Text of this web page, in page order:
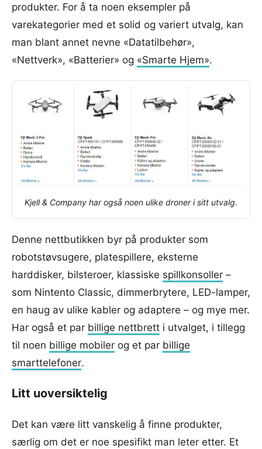
produkter. For å ta noen eksempler på
varekategorier med et solid og variert utvalg, kan
man blant annet nevne «Datatilbehør»,
«Nettverk», «Batterier» og «Smarte Hjem».
Kjell & Company har også noen ulike droneri sitt utvalg.
Denne nettbutikken byr på produkter som
robotstøvsugere, platespillere, eksterne
harddisker, bilsteroer, klassiske spillkonsoller –
som Nintento Classic, dimmerbrytere, LED-lamper,
en haug av ulike kabler og adaptere – og mye mer.
Har også et par billige nettbrett i utvalget, i tillegg
til noen billige mobiler og et par billige
smarttelefoner.
Litt uoversiktelig
Det kan være litt vanskelig å finne produkter,
særlig om det er noe spesifikt man leter etter. Et